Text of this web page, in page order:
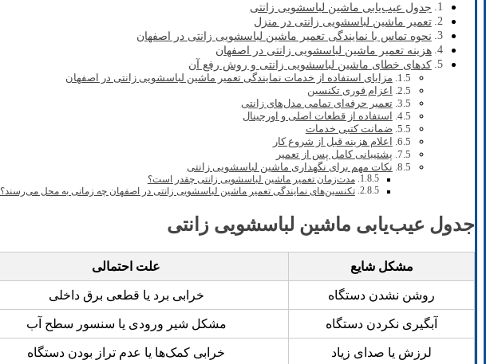
جدول عیب‌یابی ماشین لباسشویی زانتی
تعمیر ماشین لباسشویی زانتی در منزل
نحوه تماس با نمایندگی تعمیر ماشین لباسشویی زانتی در اصفهان
هزینه تعمیر ماشین لباسشویی زانتی در اصفهان
کدهای خطای ماشین لباسشویی زانتی و روش رفع آن
مزایای استفاده از خدمات نمایندگی تعمیر ماشین لباسشویی زانتی در اصفهان
اعزام فوری تکنسین
تعمیر حرفه‌ای تمامی مدل‌های زانتی
استفاده از قطعات اصلی و اورجینال
ضمانت کتبی خدمات
اعلام هزینه قبل از شروع کار
پشتیبانی کامل پس از تعمیر
نکات مهم برای نگهداری ماشین لباسشویی زانتی
مدت‌زمان تعمیر ماشین لباسشویی زانتی چقدر است؟
تکنسین‌های نمایندگی تعمیر ماشین لباسشویی زانتی در اصفهان چه زمانی به محل می‌رسند؟
جدول عیب‌یابی ماشین لباسشویی زانتی
مشکل شایع علت احتمالی
روشن نشدن دستگاه خرابی برد یا قطعی برق داخلی
آبگیری نکردن دستگاه مشکل شیر ورودی یا سنسور سطح آب
لرزش یا صدای زیاد خرابی کمک‌ها یا عدم تراز بودن دستگاه